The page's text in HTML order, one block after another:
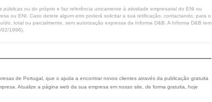
ou do próprio e faz referência unicamente à atividade empresarial do ENI ou
ou ENI. Caso detete algum erro poderá solicitar a sua retificação, contactando, para o
total ou parcialmente, sem autorização expressa da Informa D&B. A Informa D&B tem
1996).
de Portugal, que o ajuda a encontrar novos clientes através da publicação gratuita
Atualize a página web da sua empresa em nosso site, de forma gratuita, hoje